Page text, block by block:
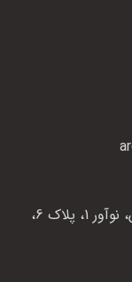
تهران، شهرک صنعتی پرند، خیابان نوآوران، نوآور 1، پلاک 6،